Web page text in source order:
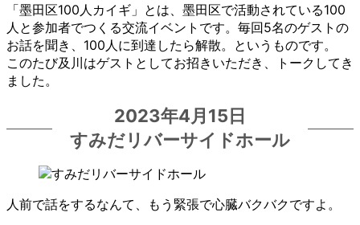
「墨田区100人カイギ」とは、墨田区で活動されている100
人と参加者でつくる交流イベントです。毎回5名のゲストの
お話を聞き、100人に到達したら解散。というものです。
このたび及川はゲストとしてお招きいただき、トークしてき
ました。
2023年4月15日
すみだリバーサイドホール
人前で話をするなんて、もう緊張で心臓バクバクですよ。